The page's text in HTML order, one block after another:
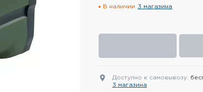
В наличии 3 магазина
Доступно к самовывозу:
3 магазина